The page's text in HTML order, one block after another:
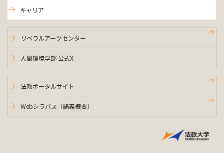
キャリア
リベラルアーツセンター
人間環境学部 公式X
法政ポータルサイト
Webシラバス（講義概要）